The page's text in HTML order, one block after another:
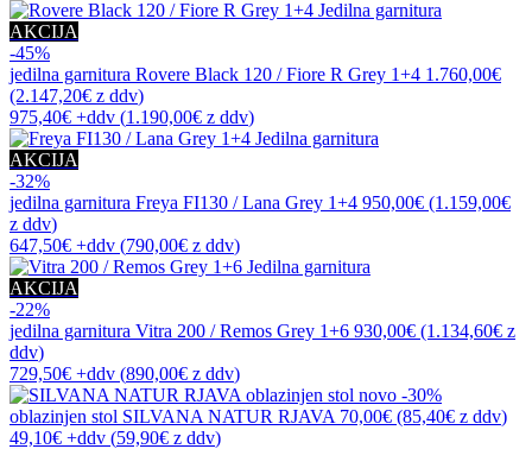
AKCIJA
-45%
jedilna garnitura Rovere Black 120 / Fiore R Grey 1+4 1.760,00€
(2.147,20€ z ddv)
975,40€ +ddv (1.190,00€ z ddv)
AKCIJA
-32%
jedilna garnitura Freya FI130 / Lana Grey 1+4 950,00€ (1.159,00€
z ddv)
647,50€ +ddv (790,00€ z ddv)
AKCIJA
-22%
jedilna garnitura Vitra 200 / Remos Grey 1+6 930,00€ (1.134,60€ z
ddv)
729,50€ +ddv (890,00€ z ddv)
novo -30%
oblazinjen stol SILVANA NATUR RJAVA 70,00€ (85,40€ z ddv)
49,10€ +ddv (59,90€ z ddv)